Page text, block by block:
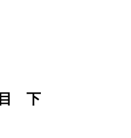
目 下